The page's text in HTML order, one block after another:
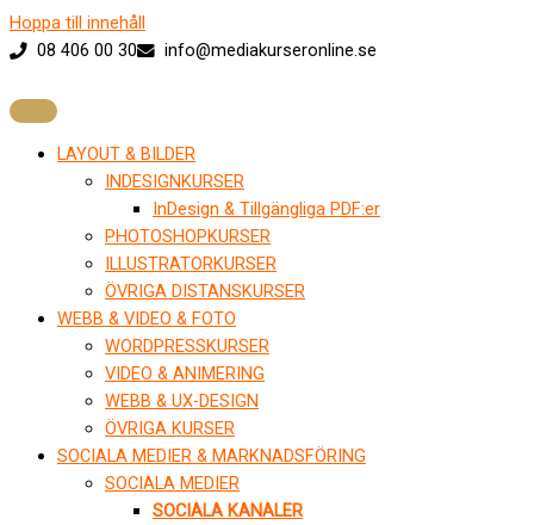
Hoppa till innehåll
08 406 00 30
info@mediakurseronline.se
LAYOUT & BILDER
INDESIGNKURSER
InDesign & Tillgängliga PDF:er
PHOTOSHOPKURSER
ILLUSTRATORKURSER
ÖVRIGA DISTANSKURSER
WEBB & VIDEO & FOTO
WORDPRESSKURSER
VIDEO & ANIMERING
WEBB & UX-DESIGN
ÖVRIGA KURSER
SOCIALA MEDIER & MARKNADSFÖRING
SOCIALA MEDIER
SOCIALA KANALER